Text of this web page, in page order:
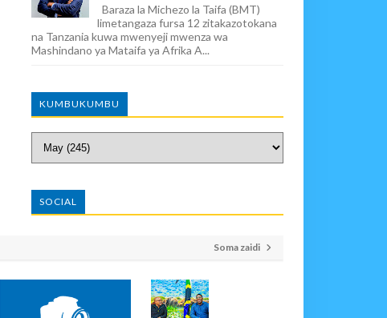
Baraza la Michezo la Taifa (BMT)
limetangaza fursa 12 zitakazotokana
na Tanzania kuwa mwenyeji mwenza wa
Mashindano ya Mataifa ya Afrika A...
KUMBUKUMBU
SOCIAL
Soma zaidi